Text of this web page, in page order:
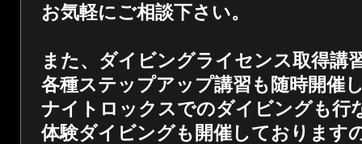
お気軽にご相談下さい。
また、ダイビングライセンス取得講
各種ステップアップ講習も随時開催
ナイトロックスでのダイビングも行
体験ダイビングも開催しております